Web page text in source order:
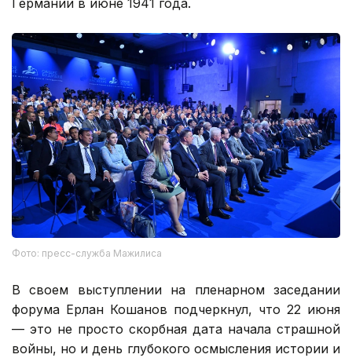
Германии в июне 1941 года.
Фото: пресс-служба Мажилиса
В своем выступлении на пленарном заседании
форума Ерлан Кошанов подчеркнул, что 22 июня
— это не просто скорбная дата начала страшной
войны, но и день глубокого осмысления истории и